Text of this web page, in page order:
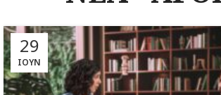
29
ΙΟΎΝ